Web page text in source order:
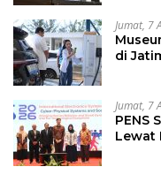
Jumat, 7
di
Jumat, 7
PENS
Lewat